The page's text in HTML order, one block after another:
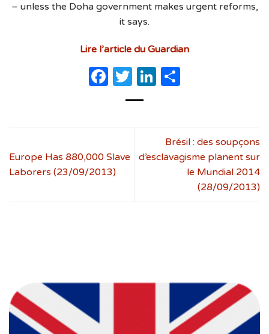
– unless the Doha government makes urgent reforms,
it says.
Lire l’article du Guardian
Facebook
TwitterLinkedIn
Europe Has 880,000 Slave
Laborers (23/09/2013)
Brésil : des soupçons
d’esclavagisme planent sur
le Mundial 2014
(28/09/2013)